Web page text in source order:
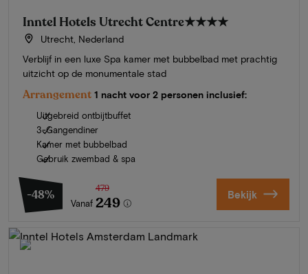
Inntel Hotels Utrecht Centre★★★★
Utrecht, Nederland
Verblijf in een luxe Spa kamer met bubbelbad met prachtig
uitzicht op de monumentale stad
Arrangement 1 nacht voor 2 personen inclusief:
Uitgebreid ontbijtbuffet
3-Gangendiner
Kamer met bubbelbad
Gebruik zwembad & spa
-48%
Vanaf
479
249 Bekijk